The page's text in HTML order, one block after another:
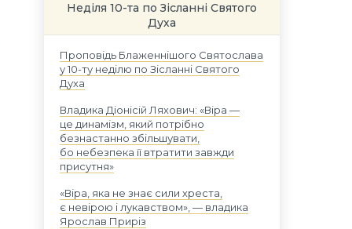
Неділя 10-та по Зісланні Святого
Духа
Проповідь Блаженнішого Святослава
у 10-ту неділю по Зісланні Святого
Духа
Владика Діонісій Ляхович: «Віра —
це динамізм, який потрібно
безнастанно збільшувати,
бо небезпека її втратити завжди
присутня»
«Віра, яка не знає сили хреста,
є невірою і лукавством», — владика
Ярослав Приріз